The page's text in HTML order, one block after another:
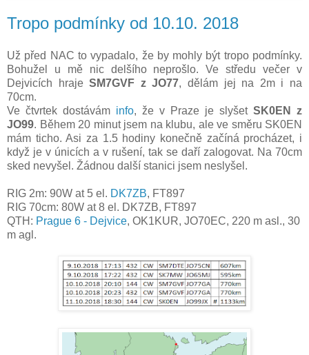
Tropo podmínky od 10.10. 2018
Už před NAC to vypadalo, že by mohly být tropo podmínky.
Bohužel u mě nic delšího neprošlo. Ve středu večer v
Dejvicích hrajeSM7GVF z JO77, dělám jej na 2m i na
70cm.
Ve čtvrtek dostávám info, že v Praze je slyšet SK0EN z
JO99. Během 20 minut jsem na klubu, ale ve směru SK0EN
mám ticho. Asi za 1.5 hodiny konečně začíná procházet, i
když je v únicích a v rušení, tak se daří zalogovat. Na 70cm
sked nevyšel. Žádnou další stanici jsem neslyšel.
RIG 2m: 90W at 5 el. DK7ZB, FT897
RIG 70cm: 80W at 8 el. DK7ZB, FT897
QTH: Prague 6 - Dejvice, OK1KUR, JO70EC, 220 m asl., 30
m agl.